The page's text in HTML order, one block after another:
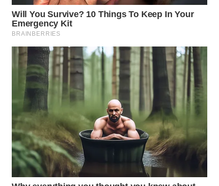
WN
LIKUPANG
WN
LABUANBAJO
BORNEO
Wahana
Media
Group
WAHANA
NEWS